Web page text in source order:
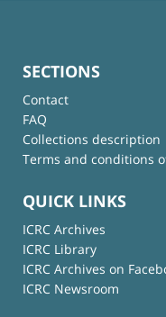
SECTIONS
Contact
FAQ
Collections description
Terms and conditions
QUICK LINKS
ICRC Archives
ICRC Library
ICRC Archives on
ICRC Newsroom